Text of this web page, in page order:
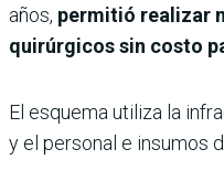
años, permitió realizar
quirúrgicos sin costo
El esquema utiliza la
y el personal e insumos